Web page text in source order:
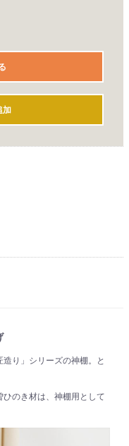
加
り」シリーズの神棚。と
ひのき材は、神棚用として